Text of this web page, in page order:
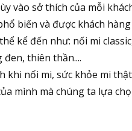
vào sở thích của mỗi
biến và được khách
kể đến như: nối mi
thiên thần....
khi nối mi, sức khỏe mi
mình mà chúng ta lựa